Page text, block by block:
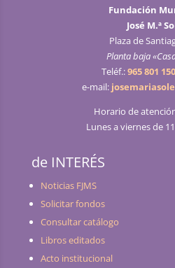
Fundación
José M.ª
Plaza de
Planta baja
Teléf.:965 801 150
e-mail:
Horario de
Lunes a viernes de
de INTERÉS
Noticias FJMS
Solicitar fondos
Consultar catálogo
Libros editados
Acto institucional